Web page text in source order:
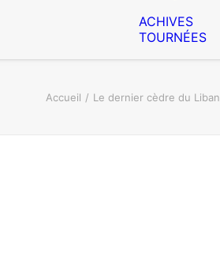
ACHIVES
TOURNÉES
Accueil Le dernier cèdre du Liban